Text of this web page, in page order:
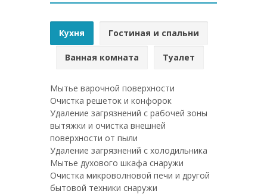
Кухня Гостиная и спальни
Ванная комната Туалет
Мытье варочной поверхности
Очистка решеток и конфорок
Удаление загрязнений с рабочей зоны
вытяжки и очистка внешней
поверхности от пыли
Удаление загрязнений с холодильника
Мытье духового шкафа снаружи
Очистка микроволновой печи и другой
бытовой техники снаружи